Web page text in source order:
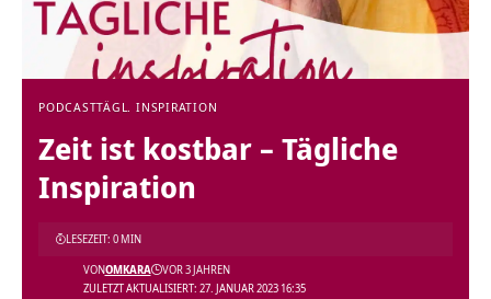
PODCASTTÄGL. INSPIRATION
Zeit ist kostbar – Tägliche
Inspiration
ZULETZT AKTUALISIERT: 27. JANUAR 2023 16:35
VONOMKARA VOR 3 JAHREN
LESEZEIT: 0 MIN